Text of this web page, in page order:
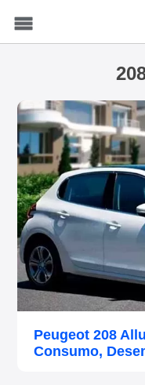
Peugeot 208
Consumo,